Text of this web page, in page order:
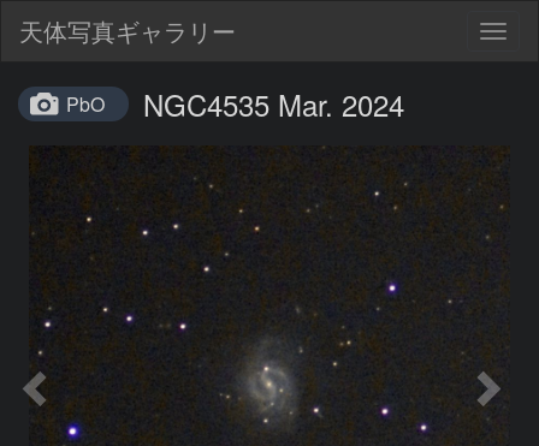
天体写真ギャラリー
PbO NGC4535 Mar. 2024